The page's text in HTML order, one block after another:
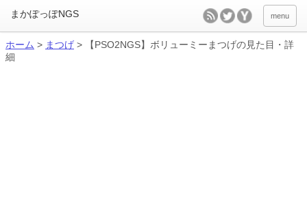
menu
ホーム > まつげ >
【PSO2NGS】ボリューミーまつげの見た目・詳
細